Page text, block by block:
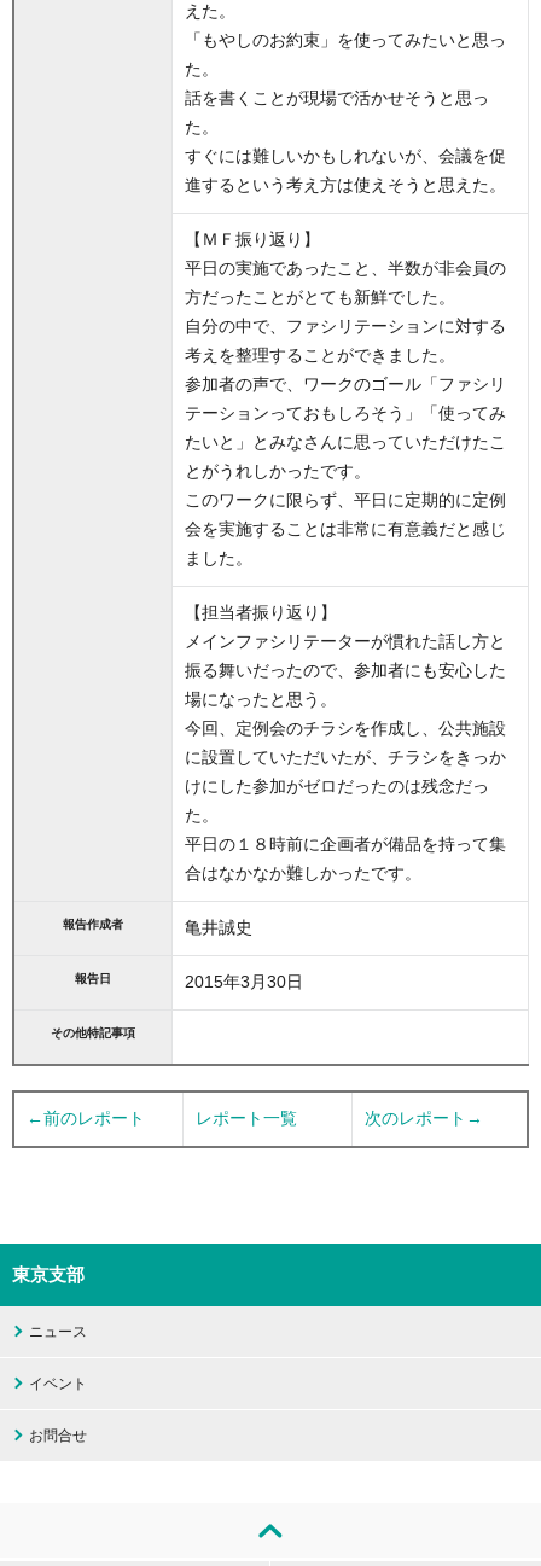
えた。
「もやしのお約束」を使ってみたいと思っ
た。
話を書くことが現場で活かせそうと思っ
た。
すぐには難しいかもしれないが、会議を促
進するという考え方は使えそうと思えた。
【ＭＦ振り返り】
平日の実施であったこと、半数が非会員の
方だったことがとても新鮮でした。
自分の中で、ファシリテーションに対する
考えを整理することができました。
参加者の声で、ワークのゴール「ファシリ
テーションっておもしろそう」「使ってみ
たいと」とみなさんに思っていただけたこ
とがうれしかったです。
このワークに限らず、平日に定期的に定例
会を実施することは非常に有意義だと感じ
ました。
【担当者振り返り】
メインファシリテーターが慣れた話し方と
振る舞いだったので、参加者にも安心した
場になったと思う。
今回、定例会のチラシを作成し、公共施設
に設置していただいたが、チラシをきっか
けにした参加がゼロだったのは残念だっ
た。
平日の１８時前に企画者が備品を持って集
合はなかなか難しかったです。
報告作成者 亀井誠史
報告日 2015年3月30日
その他特記事項
←前のレポート レポート一覧 次のレポート→
東京支部
ニュース
イベント
お問合せ